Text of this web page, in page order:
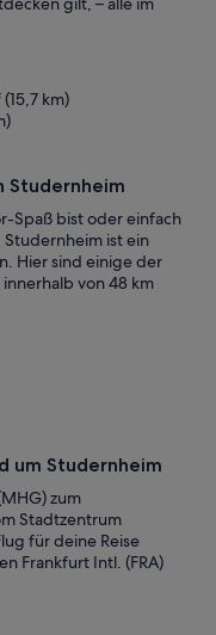
km)
Studernheim
Spaß bist oder einfach
ist ein
Hier sind einige der
von 48 km
um Studernheim
zum
Stadtzentrum
für deine Reise
Frankfurt Intl. (FRA)